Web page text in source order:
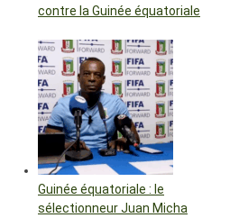
contre la Guinée équatoriale
Guinée équatoriale : le
sélectionneur Juan Micha